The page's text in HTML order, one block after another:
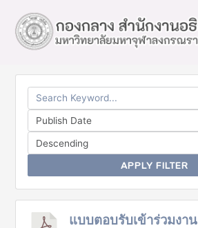
APPLY FILTER
แบบตอบรับเข้าร่วมงาน